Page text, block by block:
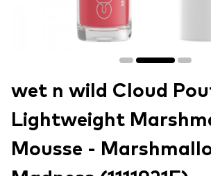
wet n wild Cloud
Lightweight
Mousse -